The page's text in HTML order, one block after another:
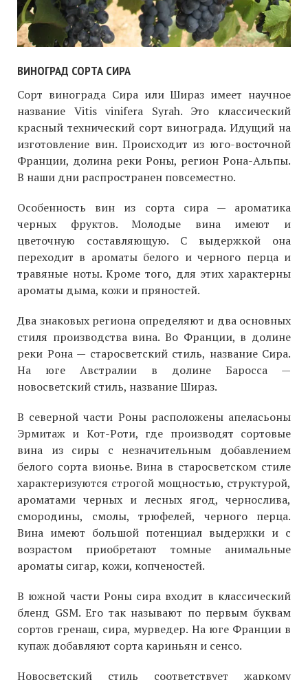
ВИНОГРАД СОРТА СИРА
Сорт винограда Сира или Шираз имеет научное
название Vitis vinifera Syrah. Это классический
красный технический сорт винограда. Идущий на
изготовление вин. Происходит из юго-восточной
Франции, долина реки Роны, регион Рона-Альпы.
В наши дни распространен повсеместно.
Особенность вин из сорта сира — ароматика
черных фруктов. Молодые вина имеют и
цветочную составляющую. С выдержкой она
переходит в ароматы белого и черного перца и
травяные ноты. Кроме того, для этих характерны
ароматы дыма, кожи и пряностей.
Два знаковых региона определяют и два основных
стиля производства вина. Во Франции, в долине
реки Рона — старосветский стиль, название Сира.
На юге Австралии в долине Баросса —
новосветский стиль, название Шираз.
В северной части Роны расположены апеласьоны
Эрмитаж и Кот-Роти, где производят сортовые
вина из сиры с незначительным добавлением
белого сорта вионье. Вина в старосветском стиле
характеризуются строгой мощностью, структурой,
ароматами черных и лесных ягод, чернослива,
смородины, смолы, трюфелей, черного перца.
Вина имеют большой потенциал выдержки и с
возрастом приобретают томные анимальные
ароматы сигар, кожи, копченостей.
В южной части Роны сира входит в классический
бленд GSM. Его так называют по первым буквам
сортов гренаш, сира, мурведер. На юге Франции в
купаж добавляют сорта кариньян и сенсо.
Новосветский стиль соответствует жаркому